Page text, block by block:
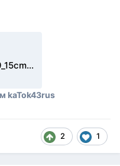
20260618_2005_sweden-S39_15cm_AKV60_Utkast_1_14_siegfried_line.mtreplay
kaTok43rus
2 1